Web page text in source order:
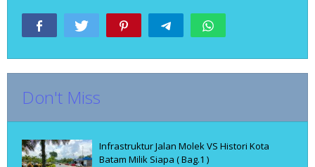
Don't Miss
Infrastruktur Jalan Molek VS Histori Kota
Batam Milik Siapa ( Bag.1 )